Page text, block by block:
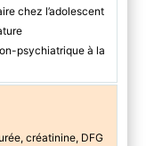
chez l’adolescent
psychiatrique à la
créatinine, DFG